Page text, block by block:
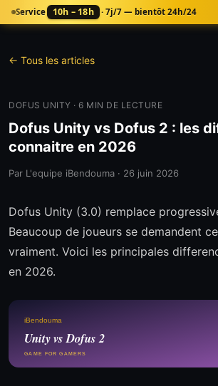
Service 10h – 18h · 7j/7 — bientôt 24h/24
← Tous les articles
DOFUS UNITY · 6 MIN DE LECTURE
Dofus Unity vs Dofus 2 : les
connaitre en 2026
Par L'equipe iBendouma · 26 juin 2026
Dofus Unity (3.0) remplace
Beaucoup de joueurs se demandent
vraiment. Voici les principales
en 2026.
iBendouma
Unity vs Dofus 2
GAME FOR GAMERS